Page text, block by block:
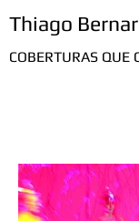
Thiago
COBERTURAS QUE